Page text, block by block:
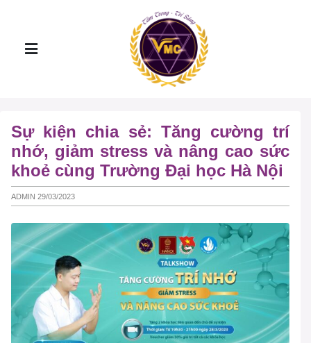
Sự kiện chia sẻ: Tăng cường trí
nhớ, giảm stress và nâng cao sức
khoẻ cùng Trường Đại học Hà Nội
ADMIN 29/03/2023